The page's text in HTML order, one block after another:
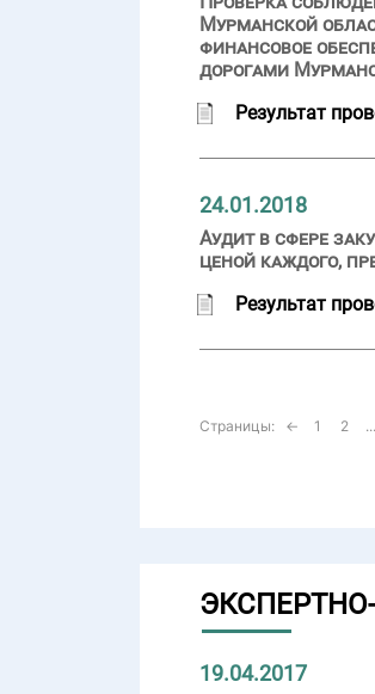
Мурманской
финансовое
дорогами
Результат
24.01.2018
Аудит в сфере
ценой каждого,
Результат
Страницы: ← 1 2 ...
19.04.2017